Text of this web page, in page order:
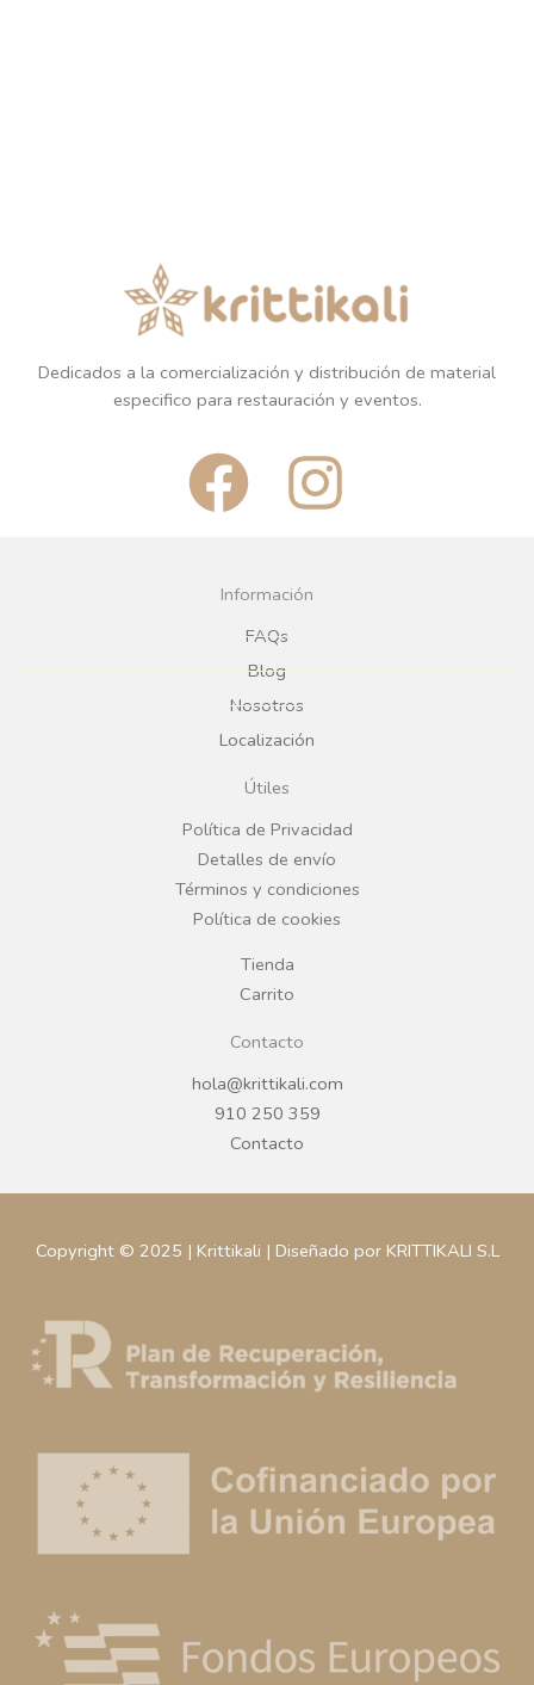
Dedicados a la comercialización y distribución de material
especifico para restauración y eventos.
F
a
c
e
b
o
o
k
I
n
g
r
a
Información
FAQs
Blog
Nosotros
Localización
Útiles
Política de Privacidad
Detalles de envío
Términos y condiciones
Política de cookies
Tienda
Carrito
Contacto
hola@krittikali.com
910 250 359
Contacto
Copyright © 2025 | Krittikali | Diseñado por KRITTIKALI S.L